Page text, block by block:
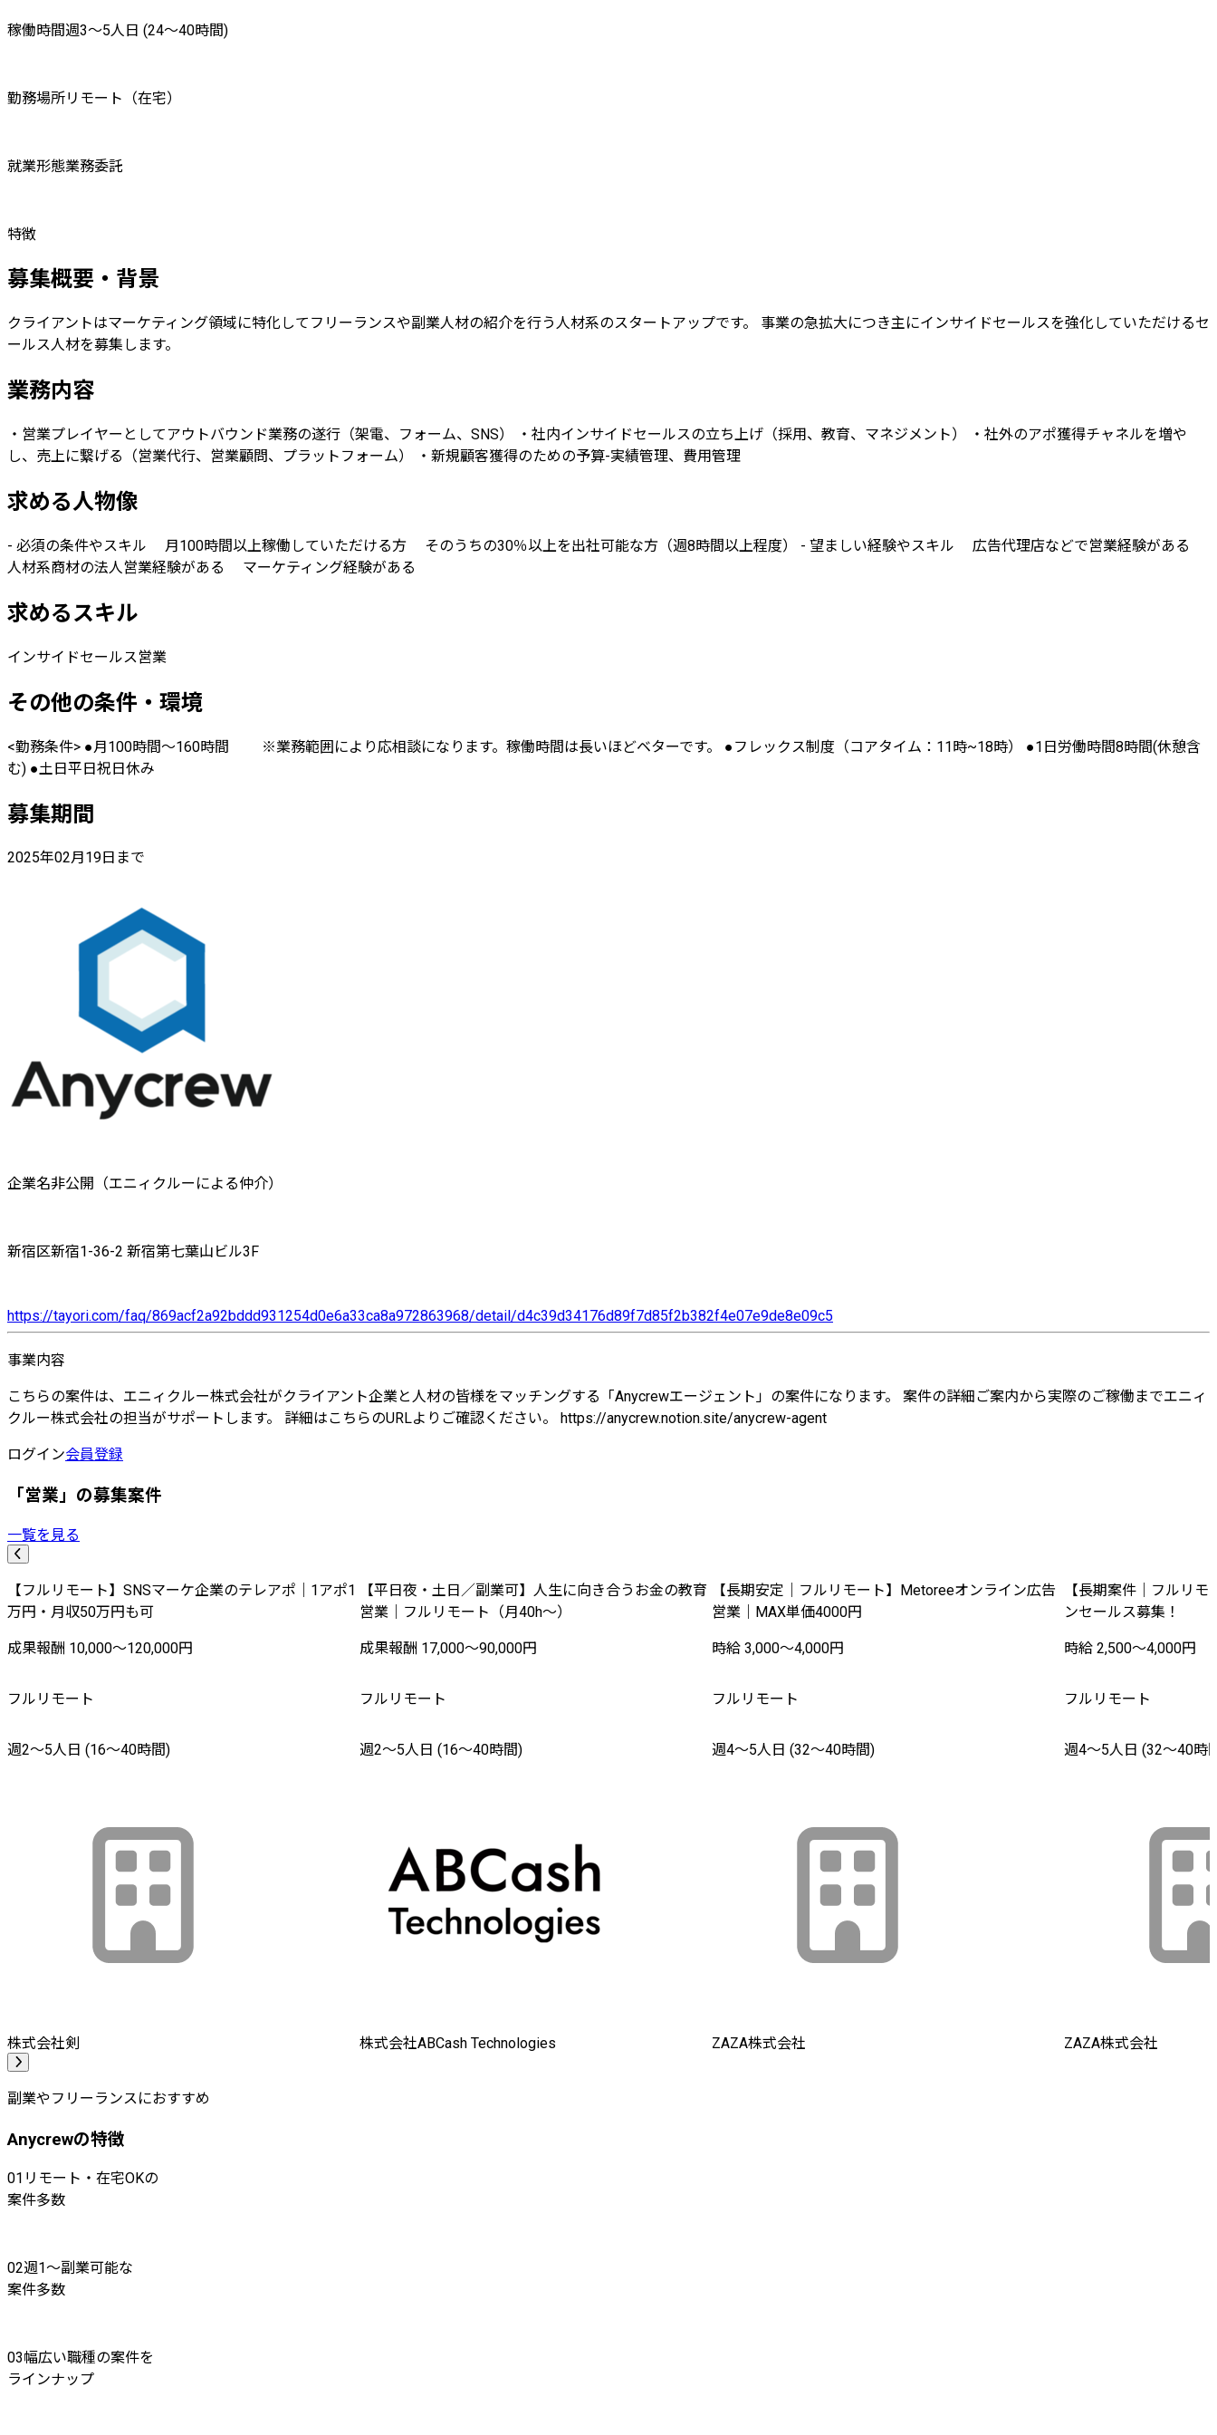
稼働時間週3〜5人日 (24〜40時間)
勤務場所リモート（在宅）
就業形態業務委託
特徴
募集概要・背景
クライアントはマーケティング領域に特化してフリーランスや副業人材の紹介を行う人材系のスタートアップです。 事業の急拡大につき主にインサイドセールスを強化していただけるセ
ールス人材を募集します。
業務内容
・営業プレイヤーとしてアウトバウンド業務の遂行（架電、フォーム、SNS） ・社内インサイドセールスの立ち上げ（採用、教育、マネジメント） ・社外のアポ獲得チャネルを増や
し、売上に繋げる（営業代行、営業顧問、プラットフォーム） ・新規顧客獲得のための予算-実績管理、費用管理
求める人物像
- 必須の条件やスキル 月100時間以上稼働していただける方 そのうちの30％以上を出社可能な方（週8時間以上程度） - 望ましい経験やスキル 広告代理店などで営業経験がある
人材系商材の法人営業経験がある マーケティング経験がある
求めるスキル
インサイドセールス営業
その他の条件・環境
<勤務条件> ●月100時間～160時間 ※業務範囲により応相談になります。稼働時間は長いほどベターです。 ●フレックス制度（コアタイム：11時~18時） ●1日労働時間8時間(休憩含
む) ●土日平日祝日休み
募集期間
2025年02月19日まで
企業名非公開（エニィクルーによる仲介）
新宿区新宿1-36-2 新宿第七葉山ビル3F
https://tayori.com/faq/869acf2a92bddd931254d0e6a33ca8a972863968/detail/d4c39d34176d89f7d85f2b382f4e07e9de8e09c5
事業内容
こちらの案件は、エニィクルー株式会社がクライアント企業と人材の皆様をマッチングする「Anycrewエージェント」の案件になります。 案件の詳細ご案内から実際のご稼働までエニィ
クルー株式会社の担当がサポートします。 詳細はこちらのURLよりご確認ください。 https://anycrew.notion.site/anycrew-agent
ログイン会員登録
「営業」の募集案件
一覧を見る
【フルリモート】SNSマーケ企業のテレアポ｜1アポ1
万円・月収50万円も可
成果報酬 10,000〜120,000円
フルリモート
週2〜5人日 (16〜40時間)
株式会社剣
【平日夜・土日／副業可】人生に向き合うお金の教育
営業｜フルリモート（月40h〜）
成果報酬 17,000〜90,000円
フルリモート
週2〜5人日 (16〜40時間)
株式会社ABCash Technologies
【長期安定｜フルリモート】Metoreeオンライン広告
営業｜MAX単価4000円
時給 3,000〜4,000円
フルリモート
週4〜5人日 (32〜40時間)
ZAZA株式会社
【長期案件｜フルリ
ンセールス募集！
時給 2,500〜4,000円
フルリモート
週4〜5人日 (32〜40時
ZAZA株式会社
副業やフリーランスにおすすめ
Anycrewの特徴
01 リモート・在宅OKの
案件多数
02週1〜副業可能な
案件多数
03幅広い職種の案件を
ラインナップ